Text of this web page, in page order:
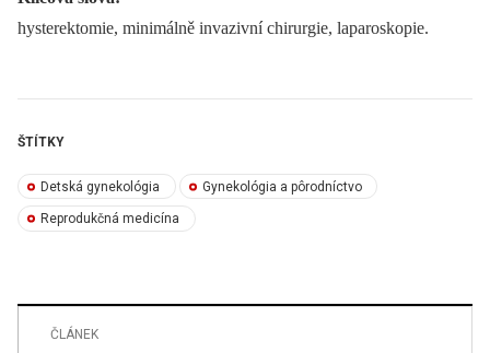
hysterektomie, minimálně invazivní chirurgie, laparoskopie.
ŠTÍTKY
Detská gynekológia Gynekológia a pôrodníctvo
Reprodukčná medicína
ČLÁNEK